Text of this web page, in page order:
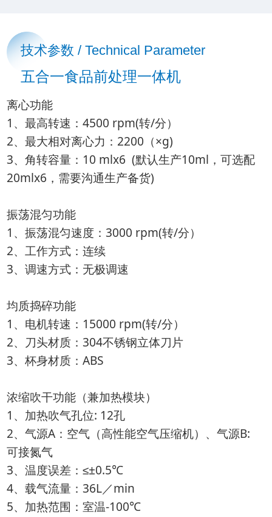
技术参数 / Technical Parameter
五合一食品前处理一体机
离心功能
1、最高转速：4500 rpm(转/分）
2、最大相对离心力：2200（×g)
3、角转容量：10 mlx6 (默认生产10ml，可选配
20mlx6，需要沟通生产备货)
振荡混匀功能
1、振荡混匀速度：3000 rpm(转/分）
2、工作方式：连续
3、调速方式：无极调速
均质捣碎功能
1、电机转速：15000 rpm(转/分）
2、刀头材质：304不锈钢立体刀片
3、杯身材质：ABS
浓缩吹干功能（兼加热模块）
1、加热吹气孔位: 12孔
2、气源A：空气（高性能空气压缩机）、气源B:
可接氮气
3、温度误差：≤±0.5℃
4、载气流量：36L／min
5、加热范围：室温-100℃